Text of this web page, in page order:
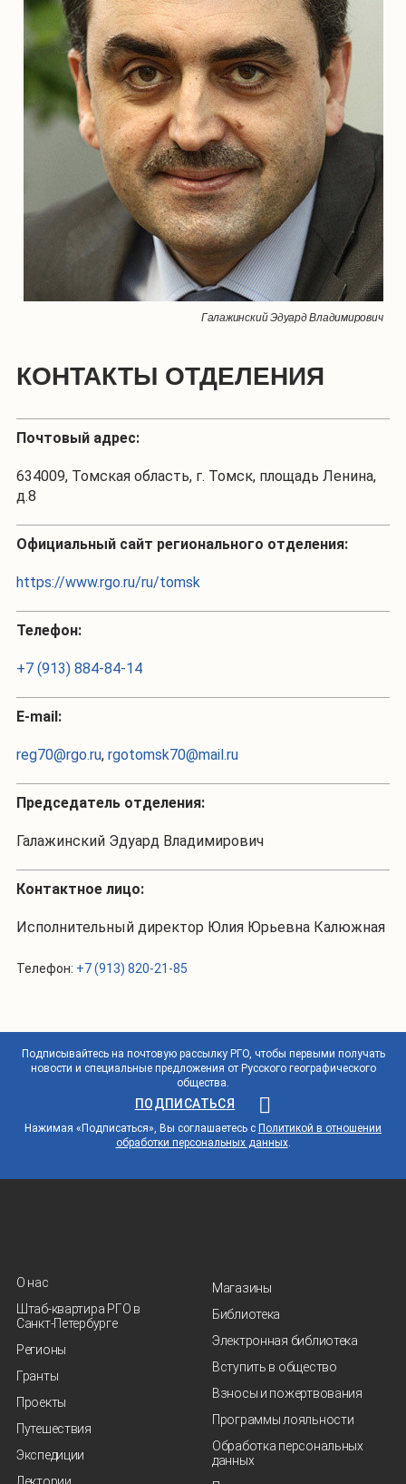
Галажинский Эдуард Владимирович
КОНТАКТЫ ОТДЕЛЕНИЯ
Почтовый адрес:
634009, Томская область, г. Томск, площадь Ленина,
д.8
Официальный сайт регионального отделения:
https://www.rgo.ru/ru/tomsk
Телефон:
+7 (913) 884-84-14
Е-mail:
reg70@rgo.ru, rgotomsk70@mail.ru
Председатель отделения:
Галажинский Эдуард Владимирович
Контактное лицо:
Исполнительный директор Юлия Юрьевна Калюжная
Телефон: +7 (913) 820-21-85
Подписывайтесь на почтовую рассылку РГО, чтобы первыми получать
новости и специальные предложения от Русского географического
общества.
ПОДПИСАТЬСЯ
Нажимая «Подписаться», Вы соглашаетесь с Политикой в отношении
обработки персональных данных.
О нас
Штаб-квартира РГО в
Санкт‑Петербурге
Регионы
Гранты
Проекты
Путешествия
Экспедиции
Магазины
Библиотека
Электронная библиотека
Вступить в общество
Взносы и пожертвования
Программы лояльности
Обработка персональных
данных